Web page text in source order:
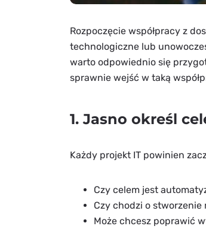
Rozpoczęcie współpracy z
technologiczne lub
warto odpowiednio się
sprawnie wejść w taką
1. Jasno określ
Każdy projekt IT powinien
Czy celem jest
Czy chodzi o
Może chcesz poprawić